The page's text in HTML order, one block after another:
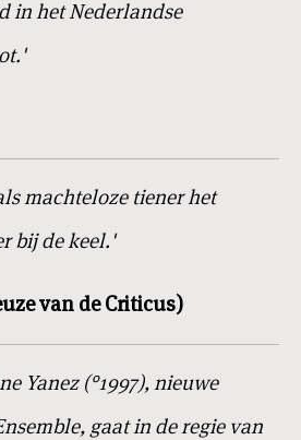
in het Nederlandse
van de Criticus)
machteloze tiener het
bij de keel.'
Yanez (°1997), nieuwe
gaat in de regie van